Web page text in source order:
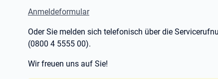
Anmeldeformular
Oder Sie melden sich telefonisch über die
(0800 4 5555 00).
Wir freuen uns auf Sie!